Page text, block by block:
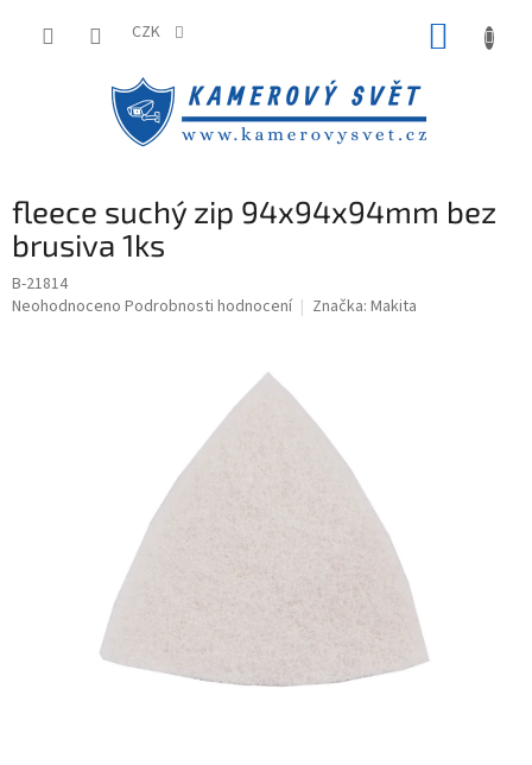
CZK
fleece suchý zip 94x94x94mm bez
brusiva 1ks
B-21814
Průměrné
Neohodnoceno Podrobnosti hodnocení Značka: Makita